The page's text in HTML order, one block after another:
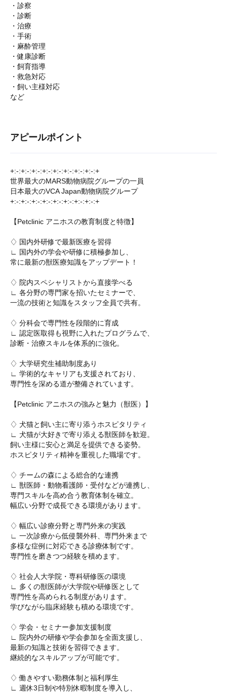
・診察
・診断
・治療
・手術
・麻酔管理
・健康診断
・飼育指導
・救急対応
・飼い主様対応
など
アピールポイント
+:-:+:-:+:-:+:-:+:-:+:-:+:-:+:-:+
世界最大のMARS動物病院グループの一員
日本最大のVCA Japan動物病院グループ
+:-:+:-:+:-:+:-:+:-:+:-:+:-:+:-:+
【Petclinic アニホスの教育制度と特徴】
♢ 国内外研修で最新医療を習得
∟ 国内外の学会や研修に積極参加し、
常に最新の獣医療知識をアップデート！
♢ 院内スペシャリストから直接学べる
∟ 各分野の専門家を招いたセミナーで、
一流の技術と知識をスタッフ全員で共有。
♢ 分科会で専門性を段階的に育成
∟ 認定医取得も視野に入れたプログラムで、
診断・治療スキルを体系的に強化。
♢ 大学研究生補助制度あり
∟ 学術的なキャリアも支援されており、
専門性を深める道が整備されています。
【Petclinic アニホスの強みと魅力（獣医）】
♢ 犬猫と飼い主に寄り添うホスピタリティ
∟ 犬猫が大好きで寄り添える獣医師を歓迎。
飼い主様に安心と満足を提供できる姿勢。
ホスピタリティ精神を重視した職場です。
♢ チームの森による総合的な連携
∟ 獣医師・動物看護師・受付などが連携し、
専門スキルを高め合う教育体制を確立。
幅広い分野で成長できる環境があります。
♢ 幅広い診療分野と専門外来の実践
∟ 一次診療から低侵襲外科、専門外来まで
多様な症例に対応できる診療体制です。
専門性を磨きつつ経験を積めます。
♢ 社会人大学院・専科研修医の環境
∟ 多くの獣医師が大学院や研修医として
専門性を高められる制度があります。
学びながら臨床経験も積める環境です。
♢ 学会・セミナー参加支援制度
∟ 院内外の研修や学会参加を全面支援し、
最新の知識と技術を習得できます。
継続的なスキルアップが可能です。
♢ 働きやすい勤務体制と福利厚生
∟ 週休3日制や特別休暇制度を導入し、